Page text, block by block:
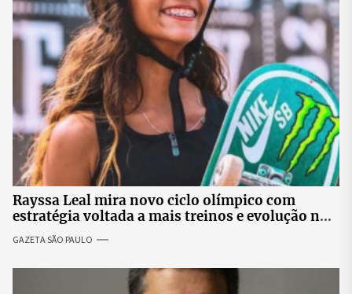
Rayssa Leal mira novo ciclo olímpico com
estratégia voltada a mais treinos e evolução no
GAZETA SÃO PAULO